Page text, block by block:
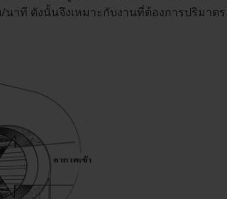
าที ดังนั้นจึงเหมาะกับงานที่ต้องการปริมาตร